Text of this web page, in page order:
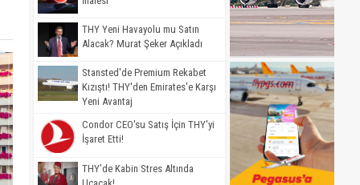
THY Yeni Havayolu mu Satın
Alacak? Murat Şeker Açıkladı
Stansted'de Premium Rekabet
Kızıştı! THY'den Emirates'e Karşı
Yeni Avantaj
Condor CEO'su Satış İçin THY'yi
İşaret Etti!
THY’de Kabin Stres Altında